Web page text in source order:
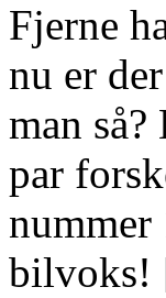
Fjerne
nu er
man
par
nummer